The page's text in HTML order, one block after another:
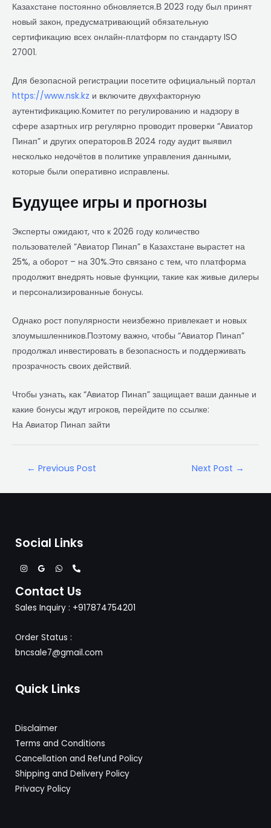
Казахстане постоянно обновляется.В 2023 году был принят
новый закон, предусматривающий обязательную
сертификацию всех онлайн‑платформ по стандарту ISO
27001.
Для безопасной регистрации посетите официальный портал
https://www.nsk.kz и включите двухфакторную
аутентификацию.Комитет по регулированию и надзору в
сфере азартных игр регулярно проводит проверки “Авиатор
Пинап” и других операторов.В 2024 году аудит выявил
несколько недочётов в политике управления данными,
которые были оперативно исправлены.
Будущее игры и прогнозы
Эксперты ожидают, что к 2026 году количество
пользователей “Авиатор Пинап” в Казахстане вырастет на
25%, а оборот – на 30%.Это связано с тем, что платформа
продолжит внедрять новые функции, такие как живые дилеры
и персонализированные бонусы.
Однако рост популярности неизбежно привлекает и новых
злоумышленников.Поэтому важно, чтобы “Авиатор Пинап”
продолжал инвестировать в безопасность и поддерживать
прозрачность своих действий.
Чтобы узнать, как “Авиатор Пинап” защищает ваши данные и
какие бонусы ждут игроков, перейдите по ссылке:
На Авиатор Пинап зайти
← Previous Post Next Post →
Social Links
Contact Us
Sales Inquiry : +917874754201
Order Status :
bncsale7@gmail.com
Quick Links
Disclaimer
Terms and Conditions
Cancellation and Refund Policy
Shipping and Delivery Policy
Privacy Policy